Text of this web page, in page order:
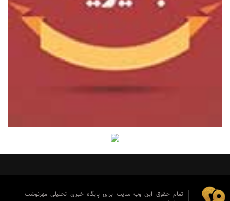
تمام حقوق این وب سایت برای پایگاه خبری تحلیلی مهرنوشت